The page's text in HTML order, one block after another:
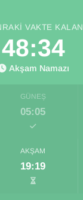
VAKTE KALAN
48:33
Akşam Namazı
GÜNEŞ
05:05
AKŞAM
19:19